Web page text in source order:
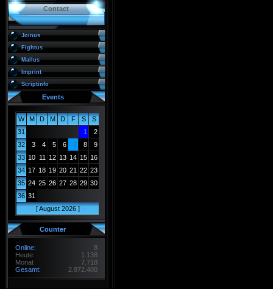
Contact
Joinus
Fightus
Mailus
Imprint
Scriptinfo
Events
W M D M D F S
S
31
1
2
32
3 4 5 6 7 8
9
33 10 11 12 13 14 15 16
34 17 18 19 20 21 22 23
35 24 25 26 27 28 29 30
36 31
<[ August 2026 ] >
Counter
Online:
8
Heute:
1.138
Monat
7.718
Gesamt:
2.872.400